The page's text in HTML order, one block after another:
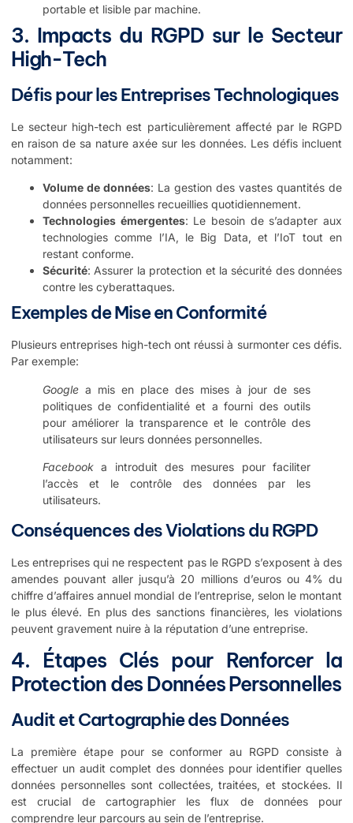
portable et lisible par machine.
3. Impacts du RGPD sur le Secteur
High-Tech
Défis pour les Entreprises Technologiques
Le secteur high-tech est particulièrement affecté par le RGPD
en raison de sa nature axée sur les données. Les défis incluent
notamment:
Volume de données: La gestion des vastes quantités de
données personnelles recueillies quotidiennement.
Technologies émergentes: Le besoin de s’adapter aux
technologies comme l’IA, le Big Data, et l’IoT tout en
restant conforme.
Sécurité: Assurer la protection et la sécurité des données
contre les cyberattaques.
Exemples de Mise en Conformité
Plusieurs entreprises high-tech ont réussi à surmonter ces défis.
Par exemple:
Google a mis en place des mises à jour de ses
politiques de confidentialité et a fourni des outils
pour améliorer la transparence et le contrôle des
utilisateurs sur leurs données personnelles.
Facebook a introduit des mesures pour faciliter
l’accès et le contrôle des données par les
utilisateurs.
Conséquences des Violations du RGPD
Les entreprises qui ne respectent pas le RGPD s’exposent à des
amendes pouvant aller jusqu’à 20 millions d’euros ou 4% du
chiffre d’affaires annuel mondial de l’entreprise, selon le montant
le plus élevé. En plus des sanctions financières, les violations
peuvent gravement nuire à la réputation d’une entreprise.
4. Étapes Clés pour Renforcer la
Protection des Données Personnelles
Audit et Cartographie des Données
La première étape pour se conformer au RGPD consiste à
effectuer un audit complet des données pour identifier quelles
données personnelles sont collectées, traitées, et stockées. Il
est crucial de cartographier les flux de données pour
comprendre leur parcours au sein de l’entreprise.